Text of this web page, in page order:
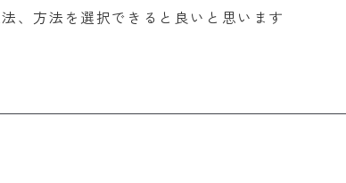
、方法を選択できると良いと思います